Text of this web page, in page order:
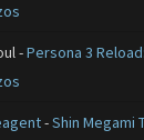
-Persona 3
-Shin Megami